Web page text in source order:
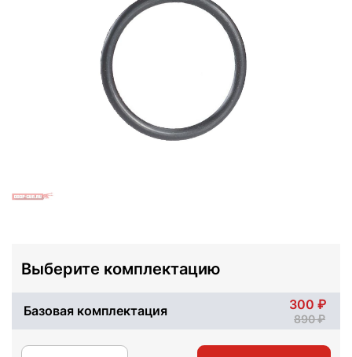
Выберите комплектацию
Базовая комплектация 300
890